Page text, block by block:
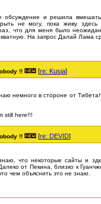
и решила
не могу, пока живу
раз, что для меня было
На запрос Далай Лама
!! [re: Kusia]
немного в стороне от
still here!!!
!! [re: DEVID]
что некоторые сайты и
от Пекина, близко к
чем объяснить это не знаю.